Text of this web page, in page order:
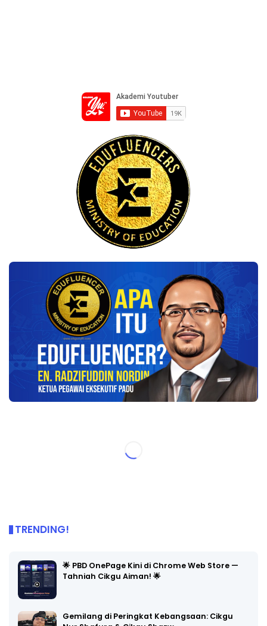
TRENDING!
🌟 PBD OnePage Kini di Chrome Web Store —
Tahniah Cikgu Aiman! 🌟
Gemilang di Peringkat Kebangsaan: Cikgu